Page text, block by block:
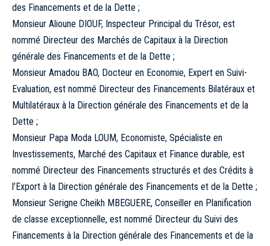
des Financements et de la Dette ;
Monsieur Alioune DIOUF, Inspecteur Principal du Trésor, est
nommé Directeur des Marchés de Capitaux à la Direction
générale des Financements et de la Dette ;
Monsieur Amadou BAO, Docteur en Economie, Expert en Suivi-
Evaluation, est nommé Directeur des Financements Bilatéraux et
Multilatéraux à la Direction générale des Financements et de la
Dette ;
Monsieur Papa Moda LOUM, Economiste, Spécialiste en
Investissements, Marché des Capitaux et Finance durable, est
nommé Directeur des Financements structurés et des Crédits à
l’Export à la Direction générale des Financements et de la Dette ;
Monsieur Serigne Cheikh MBEGUERE, Conseiller en Planification
de classe exceptionnelle, est nommé Directeur du Suivi des
Financements à la Direction générale des Financements et de la